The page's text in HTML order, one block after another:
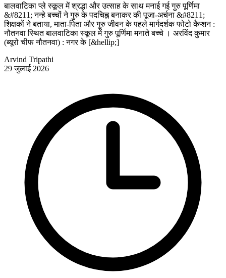
बालवाटिका प्ले स्कूल में श्रद्धा और उत्साह के साथ मनाई गई गुरु पूर्णिमा
&#8211; नन्हे बच्चों ने गुरु के पदचिह्न बनाकर की पूजा-अर्चना &#8211;
शिक्षकों ने बताया, माता-पिता और गुरु जीवन के पहले मार्गदर्शक फोटो कैप्शन :
नौतनवा स्थित बालवाटिका स्कूल में गुरु पूर्णिमा मनाते बच्चे । अरविंद कुमार
(ब्यूरो चीफ नौतनवा) : नगर के [&hellip;]
Arvind Tripathi
29 जुलाई 2026